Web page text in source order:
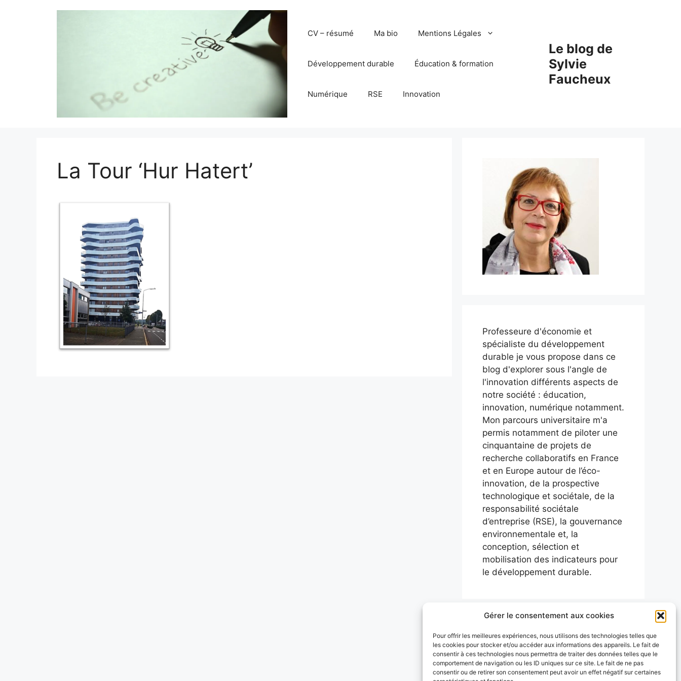
Gérer le consentement aux cookies
Pour offrir les meilleures expériences, nous utilisons des technologies telles que
les cookies pour stocker et/ou accéder aux informations des appareils. Le fait de
consentir à ces technologies nous permettra de traiter des données telles que le
comportement de navigation ou les ID uniques sur ce site. Le fait de ne pas
consentir ou de retirer son consentement peut avoir un effet négatif sur certaines
Le blog de
Sylvie
Faucheux
CV – résumé Ma bio Mentions Légales
Développement durable Éducation & formation
Numérique RSE Innovation
La Tour ‘Hur Hatert’
Professeure d'économie et
spécialiste du développement
durable je vous propose dans ce
blog d'explorer sous l'angle de
l'innovation différents aspects de
notre société : éducation,
innovation, numérique notamment.
Mon parcours universitaire m'a
permis notamment de piloter une
cinquantaine de projets de
recherche collaboratifs en France
et en Europe autour de l’éco-
innovation, de la prospective
technologique et sociétale, de la
responsabilité sociétale
d’entreprise (RSE), la gouvernance
environnementale et, la
conception, sélection et
mobilisation des indicateurs pour
le développement durable.